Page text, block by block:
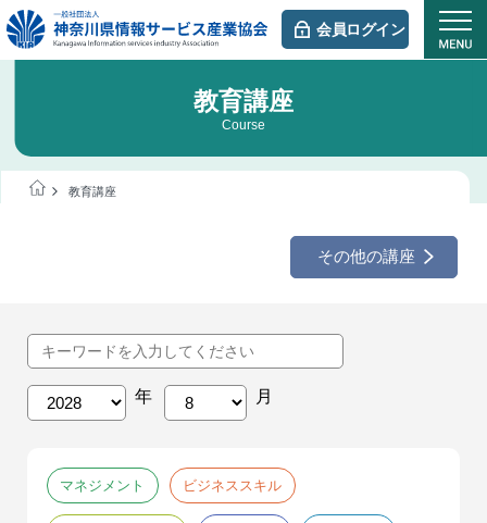
会員ログイン
教育講座
Course
教育講座
その他の講座
マネジメント ビジネススキル